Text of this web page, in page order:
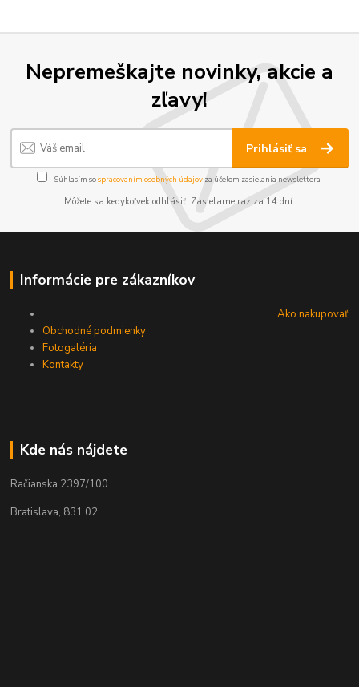
Nepremeškajte novinky, akcie a
zľavy!
Prihlásiť sa
Súhlasím sospracovaním osobných údajov za účelom zasielania newslettera.
Môžete sa kedykoľvek odhlásiť. Zasielame raz za 14 dní.
Informácie pre zákazníkov
Ako nakupovať
Obchodné podmienky
Fotogaléria
Kontakty
Kde nás nájdete
Račianska 2397/100
Bratislava, 831 02